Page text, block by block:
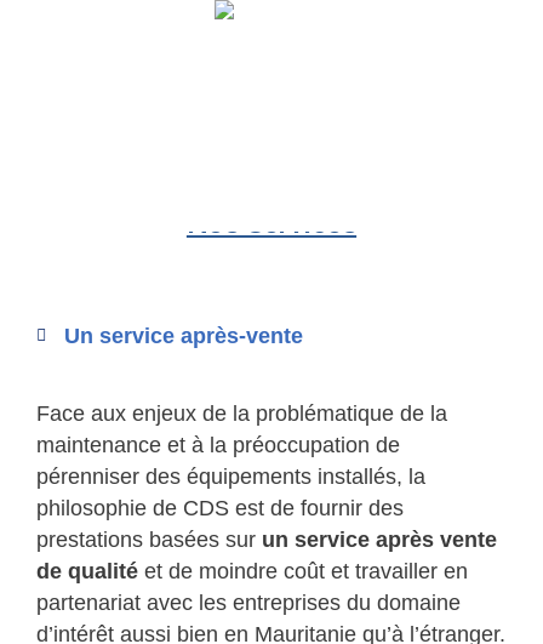
Nos Services
Un service après-vente
Face aux enjeux de la problématique de la
maintenance et à la préoccupation de
pérenniser des équipements installés, la
philosophie de CDS est de fournir des
prestations basées sur un service après vente
de qualité et de moindre coût et travailler en
partenariat avec les entreprises du domaine
d’intérêt aussi bien en Mauritanie qu’à l’étranger.